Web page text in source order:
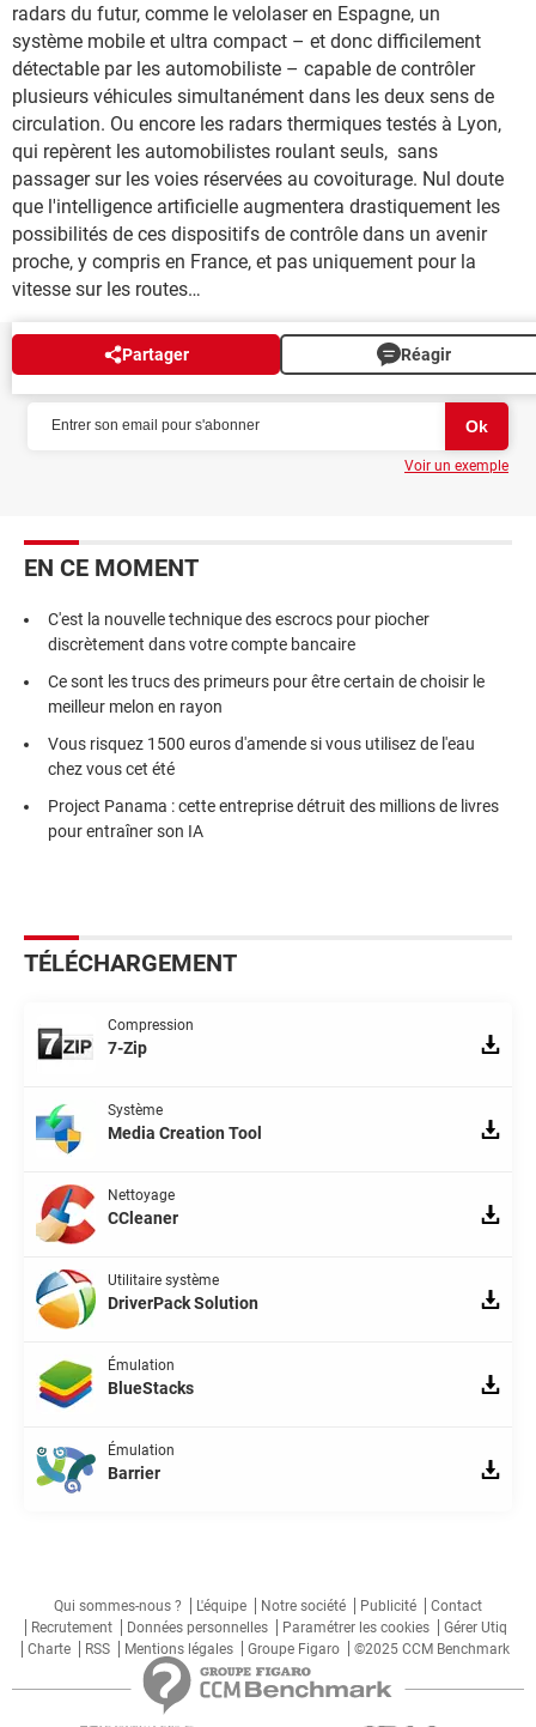
radars du futur, comme le velolaser en Espagne, un
système mobile et ultra compact – et donc difficilement
détectable par les automobiliste – capable de contrôler
plusieurs véhicules simultanément dans les deux sens de
circulation. Ou encore les radars thermiques testés à Lyon,
qui repèrent les automobilistes roulant seuls, sans
passager sur les voies réservées au covoiturage. Nul doute
que l'intelligence artificielle augmentera drastiquement les
possibilités de ces dispositifs de contrôle dans un avenir
proche, y compris en France, et pas uniquement pour la
vitesse sur les routes…
Partager Réagir
NEWSLETTER
Voir un exemple
EN CE MOMENT
C'est la nouvelle technique des escrocs pour piocher
discrètement dans votre compte bancaire
Ce sont les trucs des primeurs pour être certain de choisir le
meilleur melon en rayon
Vous risquez 1500 euros d'amende si vous utilisez de l'eau
chez vous cet été
Project Panama : cette entreprise détruit des millions de livres
pour entraîner son IA
TÉLÉCHARGEMENT
Compression
7-Zip
Système
Media Creation Tool
Nettoyage
CCleaner
Utilitaire système
DriverPack Solution
Émulation
BlueStacks
Émulation
Barrier
Qui sommes-nous ? L'équipe Notre société Publicité
Contact
Recrutement
Données personnelles Paramétrer les cookies
Gérer Utiq
Charte
RSS Mentions légales Groupe Figaro ©2025 CCM Benchmark